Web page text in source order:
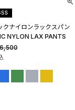
クナイロンラックスパン
NYLON LAX PANTS